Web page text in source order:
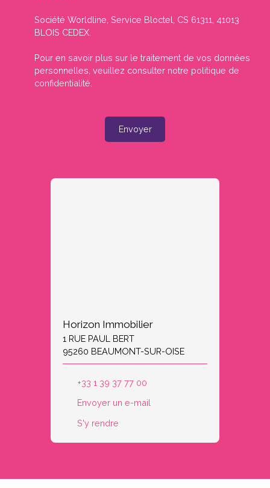
Société Worldline, Service Bloctel, CS 61311, 41013
BLOIS CEDEX.
Pour en savoir plus sur le traitement de vos données
personnelles, veuillez consulter notre politique de
confidentialité
Envoyer
Horizon Immobilier
1 RUE PAUL BERT
95260 BEAUMONT-SUR-OISE
+33 1 39 37 77 00
Envoyer un e-mail
S'y rendre